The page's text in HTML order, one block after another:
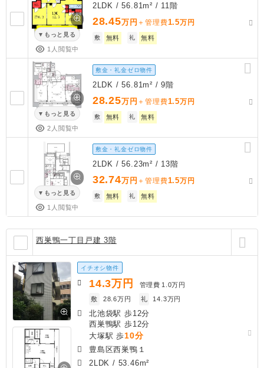
もっと見る
1人閲覧中
2LDK / 56.81m² / 11階
28.45万円 ＋管理費1.5万円
敷 無料 礼 無料
もっと見る
2人閲覧中
敷金・礼金ゼロ物件
2LDK / 56.81m² / 9階
28.25万円 ＋管理費1.5万円
敷 無料 礼 無料
もっと見る
1人閲覧中
敷金・礼金ゼロ物件
2LDK / 56.23m² / 13階
32.74万円 ＋管理費1.5万円
敷 無料 礼 無料
西巣鴨一丁目戸建 3階
イチオシ物件
14.3万円 管理費 1.0万円
敷
28.6万円 礼 14.3万円
北池袋駅 歩12分
西巣鴨駅 歩12分
大塚駅 歩10分
豊島区西巣鴨１
2LDK / 53.46m²